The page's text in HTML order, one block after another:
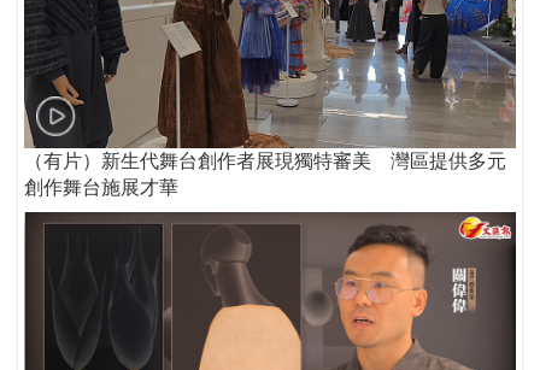
（有片）新生代舞台創作者展現獨特審美 灣區提供多元
創作舞台施展才華